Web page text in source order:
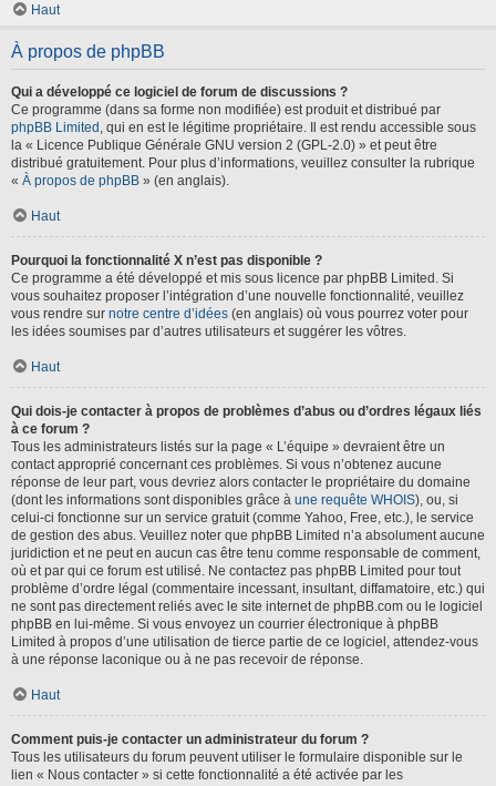
Haut
À propos de phpBB
Qui a développé ce logiciel de forum de discussions ?
Ce programme (dans sa forme non modifiée) est produit et distribué par
phpBB Limited , qui en est le légitime propriétaire. Il est rendu accessible sous
la « Licence Publique Générale GNU version 2 (GPL-2.0) » et peut être
distribué gratuitement. Pour plus d’informations, veuillez consulter la rubrique
« À propos de phpBB » (en anglais).
Haut
Pourquoi la fonctionnalité X n’est pas disponible ?
Ce programme a été développé et mis sous licence par phpBB Limited. Si
vous souhaitez proposer l’intégration d’une nouvelle fonctionnalité, veuillez
vous rendre sur notre centre d’idées (en anglais) où vous pourrez voter pour
les idées soumises par d’autres utilisateurs et suggérer les vôtres.
Haut
Qui dois-je contacter à propos de problèmes d’abus ou d’ordres légaux liés
à ce forum ?
Tous les administrateurs listés sur la page « L’équipe » devraient être un
contact approprié concernant ces problèmes. Si vous n’obtenez aucune
réponse de leur part, vous devriez alors contacter le propriétaire du domaine
(dont les informations sont disponibles grâce à une requête WHOIS), ou, si
celui-ci fonctionne sur un service gratuit (comme Yahoo, Free, etc.), le service
de gestion des abus. Veuillez noter que phpBB Limited n’a absolument aucune
juridiction et ne peut en aucun cas être tenu comme responsable de comment,
où et par qui ce forum est utilisé. Ne contactez pas phpBB Limited pour tout
problème d’ordre légal (commentaire incessant, insultant, diffamatoire, etc.) qui
ne sont pas directement reliés avec le site internet de phpBB.com ou le logiciel
phpBB en lui-même. Si vous envoyez un courrier électronique à phpBB
Limited à propos d’une utilisation de tierce partie de ce logiciel, attendez-vous
à une réponse laconique ou à ne pas recevoir de réponse.
Haut
Comment puis-je contacter un administrateur du forum ?
Tous les utilisateurs du forum peuvent utiliser le formulaire disponible sur le
lien « Nous contacter » si cette fonctionnalité a été activée par les